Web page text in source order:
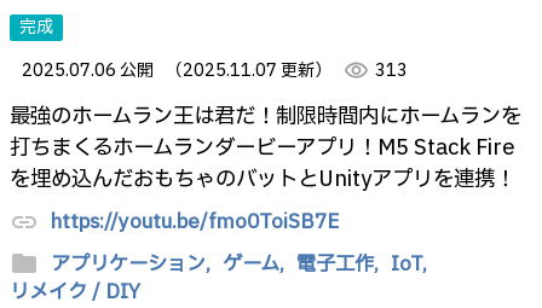
完成
2025.07.06 公開
（2025.11.07 更新） visibility 313
最強のホームラン王は君だ！制限時間内にホームランを
打ちまくるホームランダービーアプリ！M5 Stack Fire
を埋め込んだおもちゃのバットとUnityアプリを連携！
link https://youtu.be/fmo0ToiSB7E
folder アプリケーション, ゲーム, 電子工作, IoT,
リメイク / DIY